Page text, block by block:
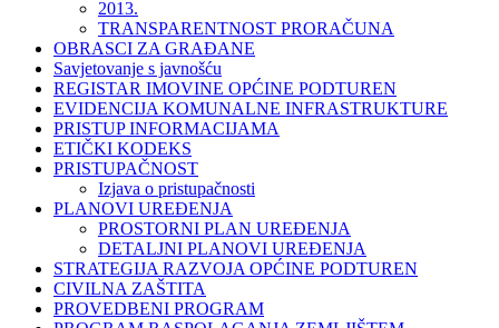
2013.
TRANSPARENTNOST PRORAČUNA
OBRASCI ZA GRAĐANE
Savjetovanje s javnošću
REGISTAR IMOVINE OPĆINE PODTUREN
EVIDENCIJA KOMUNALNE INFRASTRUKTURE
PRISTUP INFORMACIJAMA
ETIČKI KODEKS
PRISTUPAČNOST
Izjava o pristupačnosti
PLANOVI UREĐENJA
PROSTORNI PLAN UREĐENJA
DETALJNI PLANOVI UREĐENJA
STRATEGIJA RAZVOJA OPĆINE PODTUREN
CIVILNA ZAŠTITA
PROVEDBENI PROGRAM